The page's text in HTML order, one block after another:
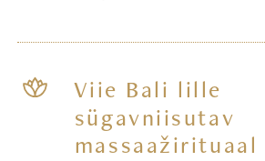
Viie Bali lille
sügavniisutav
massaažirituaal